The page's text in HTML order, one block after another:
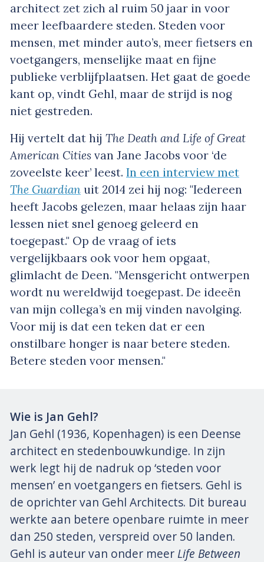
architect zet zich al ruim 50 jaar in voor
meer leefbaardere steden. Steden voor
mensen, met minder auto’s, meer fietsers en
voetgangers, menselijke maat en fijne
publieke verblijfplaatsen. Het gaat de goede
kant op, vindt Gehl, maar de strijd is nog
niet gestreden.
Hij vertelt dat hij The Death and Life of Great
American Cities van Jane Jacobs voor ‘de
zoveelste keer’ leest. In een interview met
The Guardian uit 2014 zei hij nog: "Iedereen
heeft Jacobs gelezen, maar helaas zijn haar
lessen niet snel genoeg geleerd en
toegepast." Op de vraag of iets
vergelijkbaars ook voor hem opgaat,
glimlacht de Deen. "Mensgericht ontwerpen
wordt nu wereldwijd toegepast. De ideeën
van mijn collega’s en mij vinden navolging.
Voor mij is dat een teken dat er een
onstilbare honger is naar betere steden.
Betere steden voor mensen."
Wie is Jan Gehl?
Jan Gehl (1936, Kopenhagen) is een Deense
architect en stedenbouwkundige. In zijn
werk legt hij de nadruk op ‘steden voor
mensen’ en voetgangers en fietsers. Gehl is
de oprichter van Gehl Architects. Dit bureau
werkte aan betere openbare ruimte in meer
dan 250 steden, verspreid over 50 landen.
Gehl is auteur van onder meer Life Between